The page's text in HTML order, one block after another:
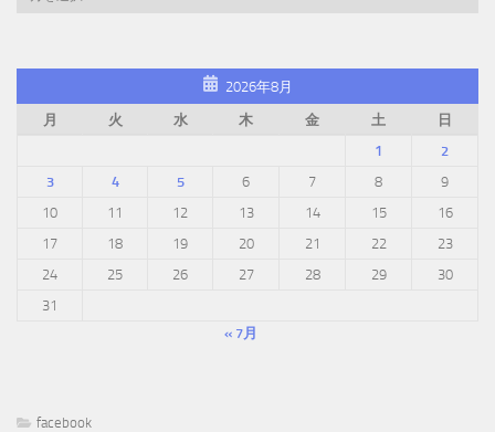
2026年8月
月
火 水 木 金 土
日
1
2
3
4 5 6 7 8
9
10
11 12 13 14 15
16
17
18 19 20 21 22
23
24
25 26 27 28 29
30
31
« 7月
facebook